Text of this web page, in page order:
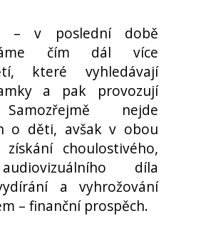
– v poslední době
čím dál více
které vyhledávají
a pak provozují
nejde
o děti, avšak v obou
choulostivého,
díla
a vyhrožování
– finanční prospěch.